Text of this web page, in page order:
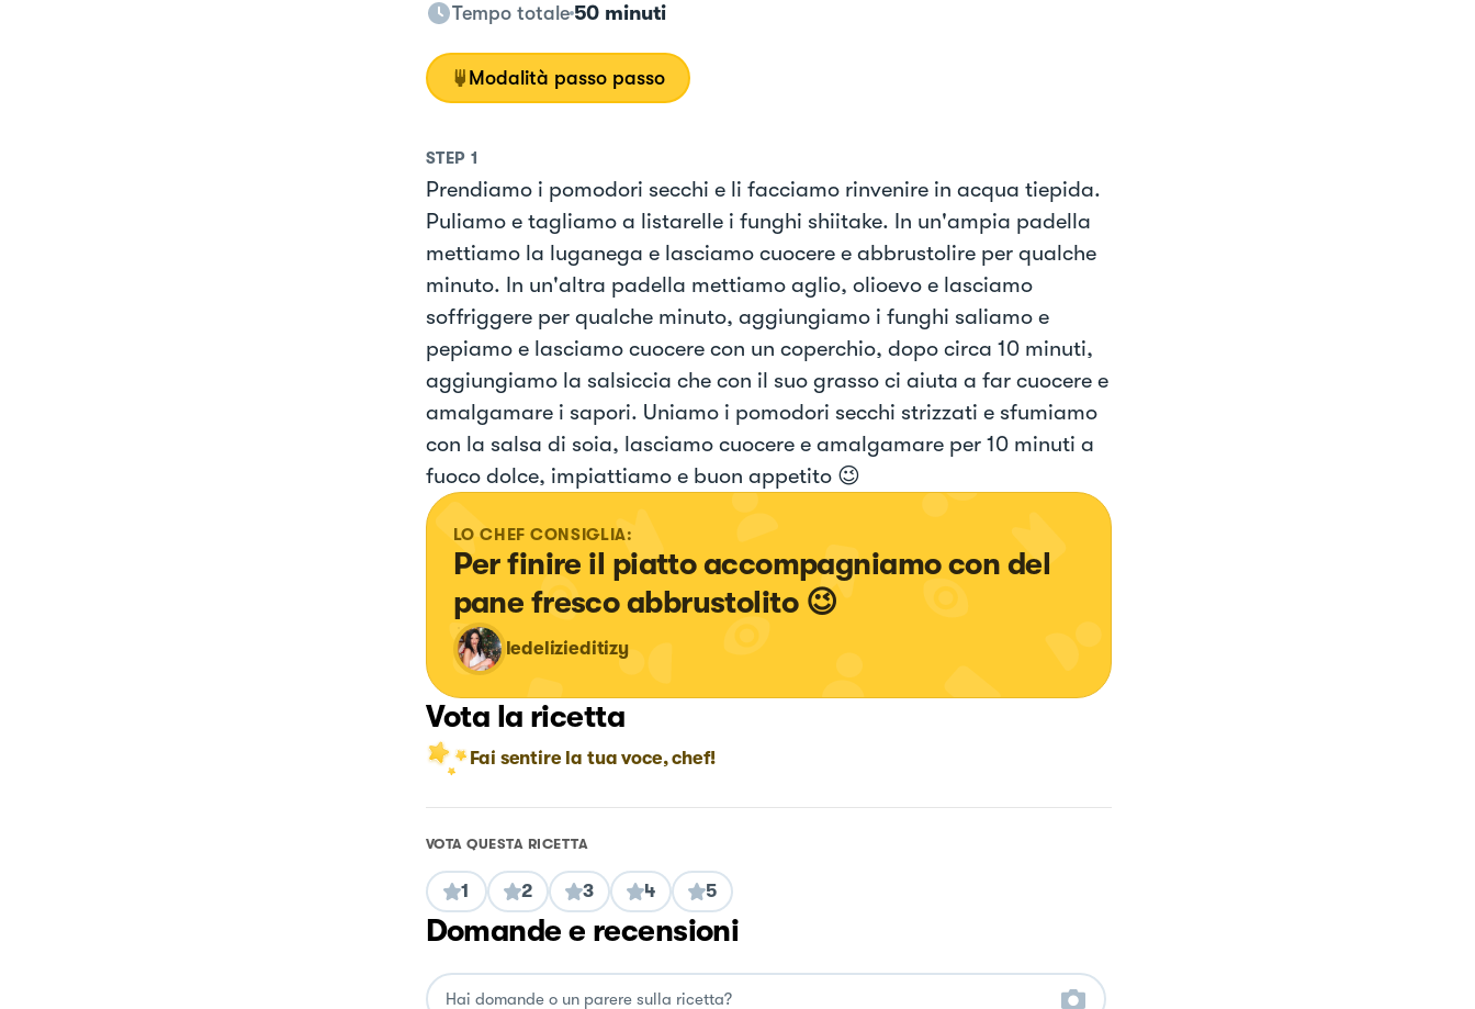
Tempo totale 50 minuti
Modalità passo passo
STEP 1
Prendiamo i pomodori secchi e li facciamo rinvenire in acqua tiepida.
Puliamo e tagliamo a listarelle i funghi shiitake. In un'ampia padella
mettiamo la luganega e lasciamo cuocere e abbrustolire per qualche
minuto. In un'altra padella mettiamo aglio, olioevo e lasciamo
soffriggere per qualche minuto, aggiungiamo i funghi saliamo e
pepiamo e lasciamo cuocere con un coperchio, dopo circa 10 minuti,
aggiungiamo la salsiccia che con il suo grasso ci aiuta a far cuocere e
amalgamare i sapori. Uniamo i pomodori secchi strizzati e sfumiamo
con la salsa di soia, lasciamo cuocere e amalgamare per 10 minuti a
fuoco dolce, impiattiamo e buon appetito 😉
LO CHEF CONSIGLIA:
Per finire il piatto accompagniamo con del
pane fresco abbrustolito 😉
ledelizieditizy
Vota la ricetta
Fai sentire la tua voce, chef!
VOTA QUESTA RICETTA
1 2 3 4 5
Domande e recensioni